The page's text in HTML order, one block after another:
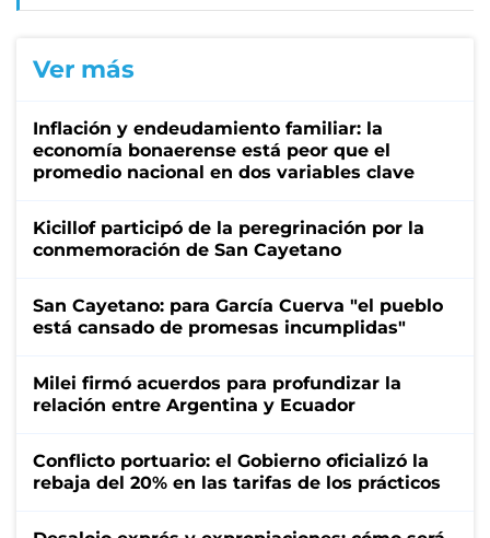
Ver más
Inflación y endeudamiento familiar: la
economía bonaerense está peor que el
promedio nacional en dos variables clave
Kicillof participó de la peregrinación por la
conmemoración de San Cayetano
San Cayetano: para García Cuerva "el pueblo
está cansado de promesas incumplidas"
Milei firmó acuerdos para profundizar la
relación entre Argentina y Ecuador
Conflicto portuario: el Gobierno oficializó la
rebaja del 20% en las tarifas de los prácticos